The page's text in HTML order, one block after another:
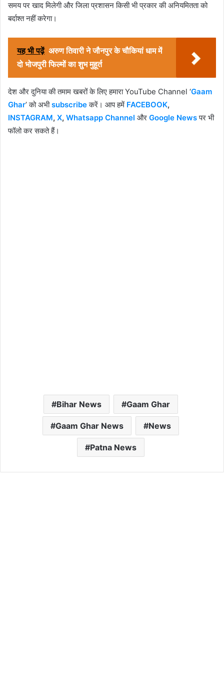
समय पर खाद मिलेगी और जिला प्रशासन किसी भी प्रकार की अनियमितता को
बर्दाश्त नहीं करेगा।
यह भी पढ़ें अरुण तिवारी ने जौनपुर के चौकियां धाम में
दो भोजपुरी फिल्मों का शुभ मुहूर्त
देश और दुनिया की तमाम खबरों के लिए हमारा YouTube Channel ‘Gaam
Ghar’ को अभीsubscribe करें। आप हमें FACEBOOK,
INSTAGRAM, X, Whatsapp Channel और Google Newsपर भी
फॉलो कर सकते हैं।
Bihar News Gaam Ghar
Gaam Ghar News News
Patna News